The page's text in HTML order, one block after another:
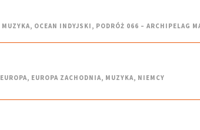
MUZYKA, OCEAN INDYJSKI , PODRÓŻ 066 – ARCHIPELAG
EUROPA, EUROPA ZACHODNIA, MUZYKA, NIEMCY